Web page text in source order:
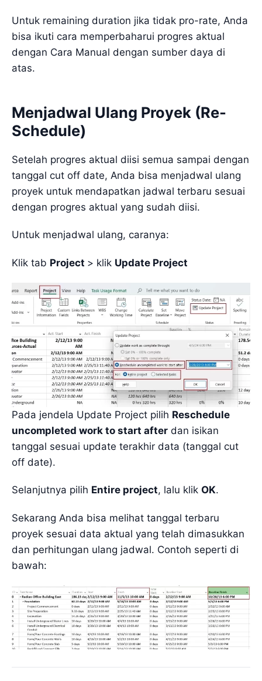
Untuk remaining duration jika tidak pro-rate, Anda
bisa ikuti cara memperbaharui progres aktual
dengan Cara Manual dengan sumber daya di
atas.
Menjadwal Ulang Proyek (Re-
Schedule)
Setelah progres aktual diisi semua sampai dengan
tanggal cut off date, Anda bisa menjadwal ulang
proyek untuk mendapatkan jadwal terbaru sesuai
dengan progres aktual yang sudah diisi.
Untuk menjadwal ulang, caranya:
Klik tab Project > klik Update Project
Pada jendela Update Project pilih Reschedule
uncompleted work to start after dan isikan
tanggal sesuai update terakhir data (tanggal cut
off date).
Selanjutnya pilih Entire project, lalu klik OK.
Sekarang Anda bisa melihat tanggal terbaru
proyek sesuai data aktual yang telah dimasukkan
dan perhitungan ulang jadwal. Contoh seperti di
bawah: